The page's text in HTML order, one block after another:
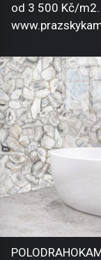
od 3 500 Kč/m2.